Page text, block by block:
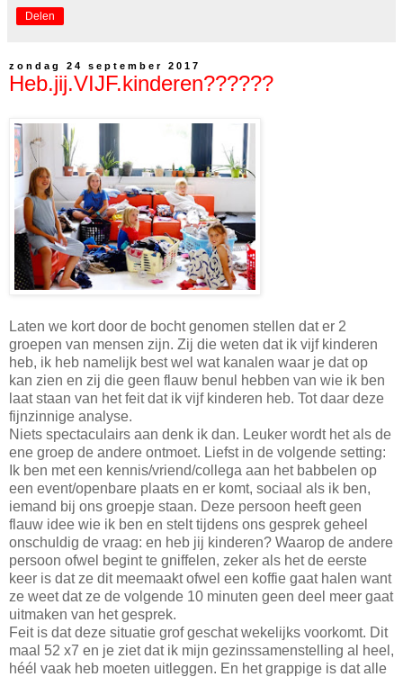
Delen
zondag 24 september 2017
Heb.jij.VIJF.kinderen??????
Laten we kort door de bocht genomen stellen dat er 2
groepen van mensen zijn. Zij die weten dat ik vijf kinderen
heb, ik heb namelijk best wel wat kanalen waar je dat op
kan zien en zij die geen flauw benul hebben van wie ik ben
laat staan van het feit dat ik vijf kinderen heb. Tot daar deze
fijnzinnige analyse.
Niets spectaculairs aan denk ik dan. Leuker wordt het als de
ene groep de andere ontmoet. Liefst in de volgende setting:
Ik ben met een kennis/vriend/collega aan het babbelen op
een event/openbare plaats en er komt, sociaal als ik ben,
iemand bij ons groepje staan. Deze persoon heeft geen
flauw idee wie ik ben en stelt tijdens ons gesprek geheel
onschuldig de vraag: en heb jij kinderen? Waarop de andere
persoon ofwel begint te gniffelen, zeker als het de eerste
keer is dat ze dit meemaakt ofwel een koffie gaat halen want
ze weet dat ze de volgende 10 minuten geen deel meer gaat
uitmaken van het gesprek.
Feit is dat deze situatie grof geschat wekelijks voorkomt. Dit
maal 52 x7 en je ziet dat ik mijn gezinssamenstelling al heel,
héél vaak heb moeten uitleggen. En het grappige is dat alle